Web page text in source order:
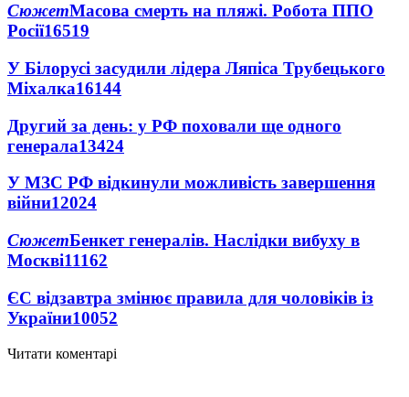
СюжетМасова смерть на пляжі. Робота ППО
Росії16519
У Білорусі засудили лідера Ляпіса Трубецького
Міхалка16144
Другий за день: у РФ поховали ще одного
генерала13424
У МЗС РФ відкинули можливість завершення
війни12024
СюжетБенкет генералів. Наслідки вибуху в
Москві11162
ЄС відзавтра змінює правила для чоловіків із
України10052
Читати коментарі